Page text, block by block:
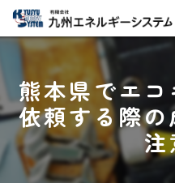
熊本県でエ
依頼する際